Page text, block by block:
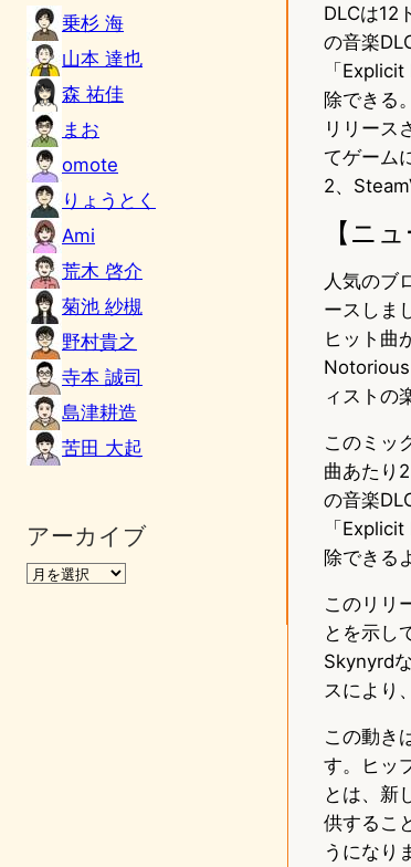
乗杉 海
山本 達也
森 祐佳
まお
omote
りょうとく
Ami
荒木 啓介
菊池 紗槻
野村貴之
寺本 誠司
島津耕造
苦田 大起
アーカイブ
DLCは12
の音楽
「
除できる
リリース
てゲーム
2、
【ニ
人気のブ
ースしま
ヒット曲
ィストの
このミッ
曲あたり
の音楽
「
除できる
このリリ
とを示し
Skynyrd
スにより
この動き
す。ヒッ
とは、新
供するこ
うになり